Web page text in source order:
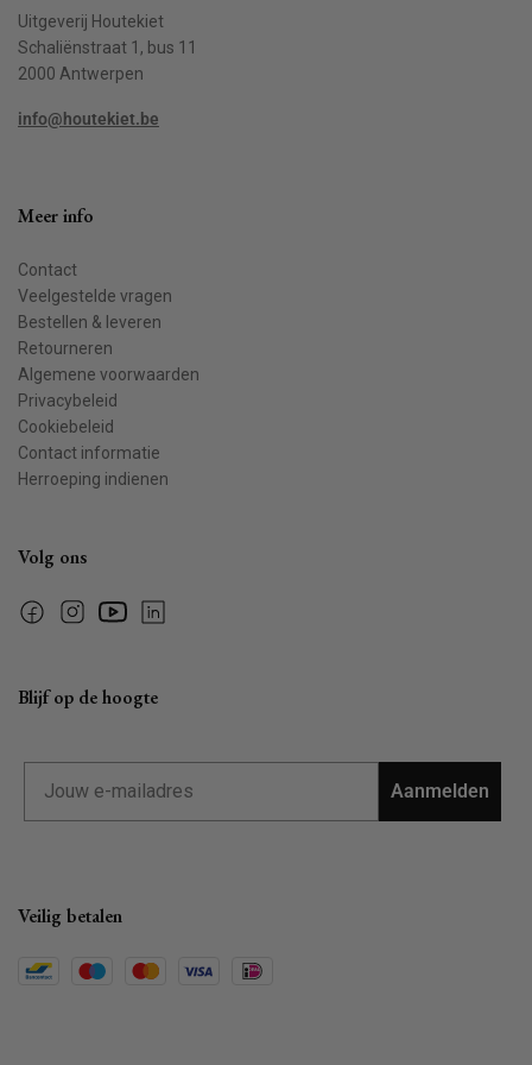
Uitgeverij Houtekiet
Schaliënstraat 1, bus 11
2000 Antwerpen
info@houtekiet.be
Meer info
Contact
Veelgestelde vragen
Bestellen & leveren
Retourneren
Algemene voorwaarden
Privacybeleid
Cookiebeleid
Contact informatie
Herroeping indienen
Volg ons
FacebookInstagramYouTubeLinkedin
Blijf op de hoogte
Aanmelden
Veilig betalen